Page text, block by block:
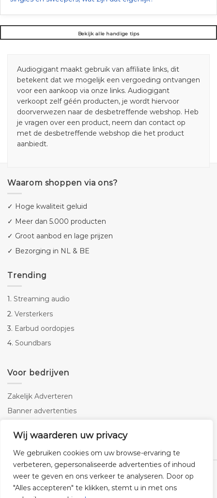
Wij waarderen uw privacy
We gebruiken cookies om uw browse-ervaring te
verbeteren, gepersonaliseerde advertenties of inhoud
weer te geven en ons verkeer te analyseren. Door op
"Alles accepteren" te klikken, stemt u in met ons
Bekijk alle handige tips
Audiogigant maakt gebruik van affiliate links, dit
betekent dat we mogelijk een vergoeding ontvangen
voor een aankoop via onze links. Audiogigant
verkoopt zelf géén producten, je wordt hiervoor
doorverwezen naar de desbetreffende webshop. Heb
je vragen over een product, neem dan contact op
met de desbetreffende webshop die het product
aanbiedt.
Waarom shoppen via ons?
✓ Hoge kwaliteit geluid
✓ Meer dan 5.000 producten
✓ Groot aanbod en lage prijzen
✓ Bezorging in NL & BE
Trending
1. Streaming audio
2. Versterkers
3. Earbud oordopjes
4. Soundbars
Voor bedrijven
Zakelijk Adverteren
Banner advertenties
SEO copywriting